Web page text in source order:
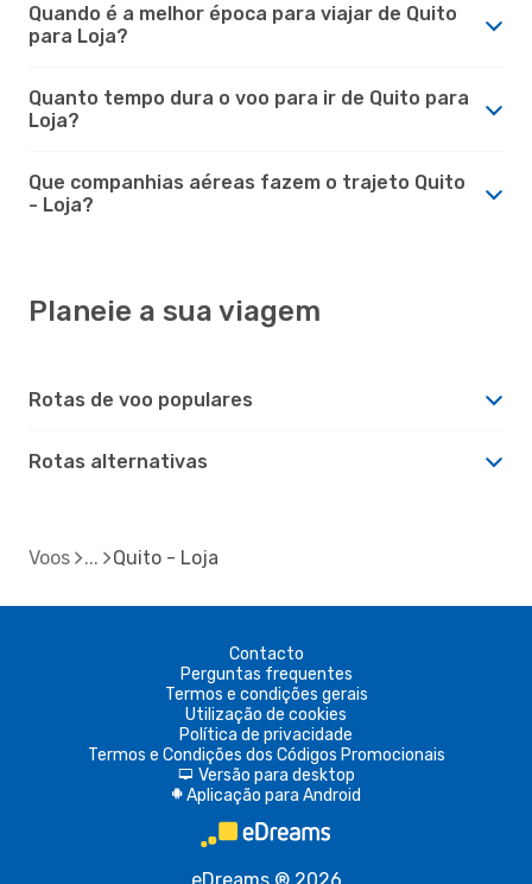
Quando é a melhor época para viajar de Quito
para Loja?
Quanto tempo dura o voo para ir de Quito para
Loja?
Que companhias aéreas fazem o trajeto Quito
- Loja?
Planeie a sua viagem
Rotas de voo populares
Rotas alternativas
Voos Quito - Loja
Contacto
Perguntas frequentes
Termos e condições gerais
Utilização de cookies
Política de privacidade
Termos e Condições dos Códigos Promocionais
d Versão para desktop
A Aplicação para Android